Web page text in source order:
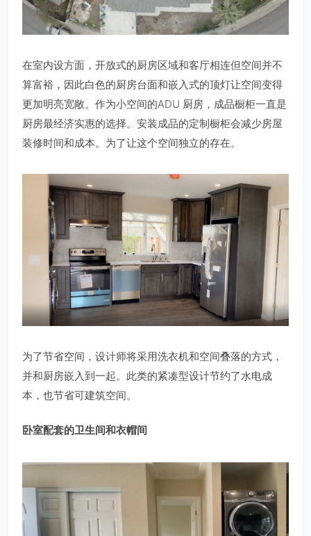
在室内设方面，开放式的厨房区域和客厅相连但空间并不
算富裕，因此白色的厨房台面和嵌入式的顶灯让空间变得
更加明亮宽敞。作为小空间的ADU 厨房，成品橱柜一直是
厨房最经济实惠的选择。安装成品的定制橱柜会减少房屋
装修时间和成本。为了让这个空间独立的存在。
为了节省空间，设计师将采用洗衣机和空间叠落的方式，
并和厨房嵌入到一起。此类的紧凑型设计节约了水电成
本，也节省可建筑空间。
卧室配套的卫生间和衣帽间